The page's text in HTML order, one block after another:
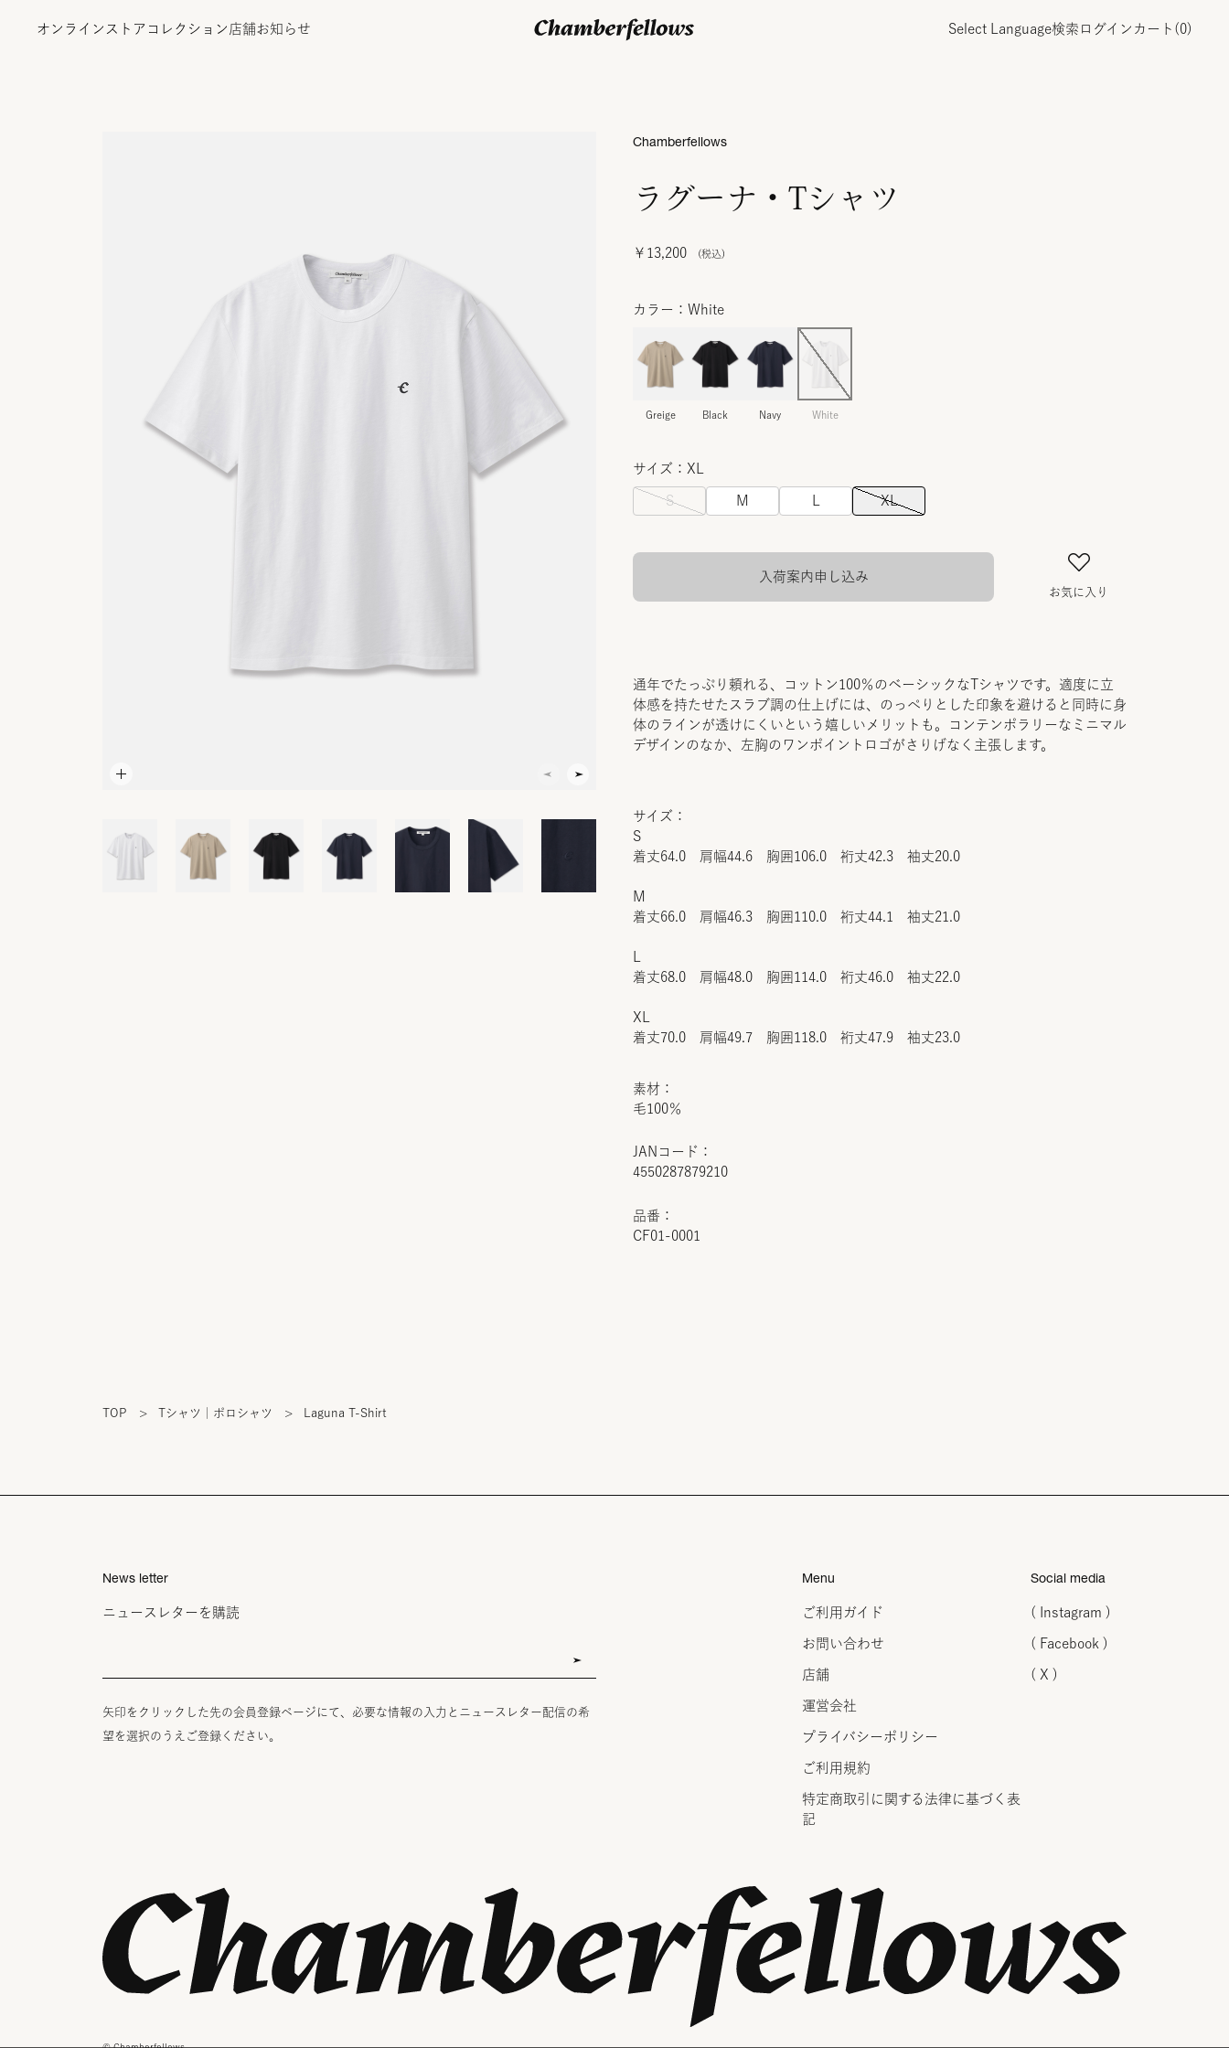
オンラインストア コレクション 店舗お知らせ Select Language検索 ログイン カート( 0)
ラグーナ・Tシャツ
￥13,200
JANコード：
4550287879210
品番：
CF01-0001
Chamberfellows
カラー：White
Greige Black Navy White
サイズ：XL
S M XL
お気に入り
入荷案内申し込み
通年でたっぷり頼れる、コットン100％のベーシックなTシャツです。適度に立
体感を持たせたスラブ調の仕上げには、のっぺりとした印象を避けると同時に身
体のラインが透けにくいという嬉しいメリットも。コンテンポラリーなミニマル
デザインのなか、左胸のワンポイントロゴがさりげなく主張します。
サイズ：
S
着丈64.0 肩幅44.6 胸囲106.0 裄丈42.3 袖丈20.0
M
着丈66.0 肩幅46.3 胸囲110.0 裄丈44.1 袖丈21.0
着丈68.0 肩幅48.0 胸囲114.0 裄丈46.0 袖丈22.0
XL
着丈70.0 肩幅49.7 胸囲118.0 裄丈47.9 袖丈23.0
素材：
毛100％
TOP > Tシャツ｜ポロシャツ > Laguna T-Shirt
News letter
ニュースレターを購読
矢印をクリックした先の会員登録ページにて、必要な情報の入力とニュースレター配信の希
望を選択のうえご登録ください。
Menu
ご利用ガイド
お問い合わせ
店舗
運営会社
プライバシーポリシー
ご利用規約
特定商取引に関する法律に 基づく表
記
Social media
( Instagram )
( Facebook )
( X )